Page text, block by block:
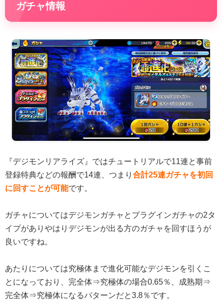
ガチャ情報
『デジモンリアライズ』ではチュートリアルで11連と事前
登録特典などの報酬で14連、つまり 合計25連ガチャを初回
に回すことが可能です。
ガチャについてはデジモンガチャとプラグインガチャの2タ
イプがありやはりデジモンが出る方のガチャを回すほうが
良いですね。
あたりについては究極体まで進化可能なデジモンを引くこ
とになっており、完全体⇒究極体の場合0.65％、成熟期⇒
完全体⇒究極体になるパターンだと3.8％です。